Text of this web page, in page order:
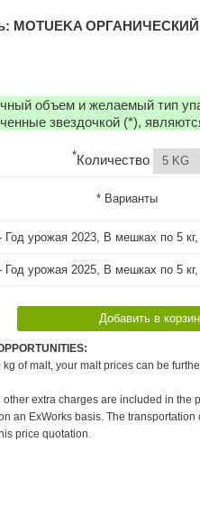
MOTUEKA ОРГАНИЧЕСКИЙ
объем и желаемый тип
звездочкой (*),
*Количество
* Варианты
Год урожая 2023, В мешках по 5
Год урожая 2025, В мешках по 5
of malt, your malt prices can be
other extra charges are included in the
an ExWorks basis. The
price quotation.